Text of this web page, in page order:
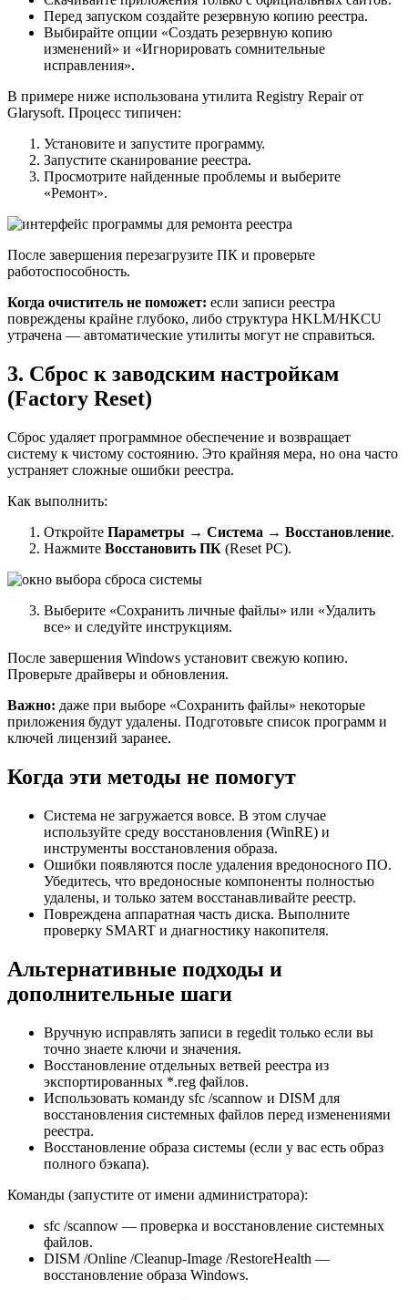
Перед запуском создайте резервную копию реестра.
Выбирайте опции «Создать резервную копию
изменений» и «Игнорировать сомнительные
исправления».
В примере ниже использована утилита Registry Repair от
Glarysoft. Процесс типичен:
Установите и запустите программу.
Запустите сканирование реестра.
Просмотрите найденные проблемы и выберите
«Ремонт».
После завершения перезагрузите ПК и проверьте
работоспособность.
Когда очиститель не поможет: если записи реестра
повреждены крайне глубоко, либо структура HKLM/HKCU
утрачена — автоматические утилиты могут не справиться.
3. Сброс к заводским настройкам
(Factory Reset)
Сброс удаляет программное обеспечение и возвращает
систему к чистому состоянию. Это крайняя мера, но она часто
устраняет сложные ошибки реестра.
Как выполнить:
Откройте Параметры → Система → Восстановление.
Нажмите Восстановить ПК (Reset PC).
Выберите «Сохранить личные файлы» или «Удалить
все» и следуйте инструкциям.
После завершения Windows установит свежую копию.
Проверьте драйверы и обновления.
Важно: даже при выборе «Сохранить файлы» некоторые
приложения будут удалены. Подготовьте список программ и
ключей лицензий заранее.
Когда эти методы не помогут
Система не загружается вовсе. В этом случае
используйте среду восстановления (WinRE) и
инструменты восстановления образа.
Ошибки появляются после удаления вредоносного ПО.
Убедитесь, что вредоносные компоненты полностью
удалены, и только затем восстанавливайте реестр.
Повреждена аппаратная часть диска. Выполните
проверку SMART и диагностику накопителя.
Альтернативные подходы и
дополнительные шаги
Вручную исправлять записи в regedit только если вы
точно знаете ключи и значения.
Восстановление отдельных ветвей реестра из
экспортированных *.reg файлов.
Использовать команду sfc /scannow и DISM для
восстановления системных файлов перед изменениями
реестра.
Восстановление образа системы (если у вас есть образ
полного бэкапа).
Команды (запустите от имени администратора):
sfc /scannow — проверка и восстановление системных
файлов.
DISM /Online /Cleanup-Image /RestoreHealth —
восстановление образа Windows.